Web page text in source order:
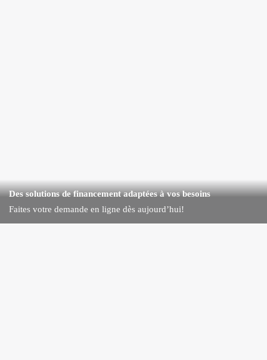
Des solutions de financement adaptées à vos besoins
Faites votre demande en ligne dès aujourd’hui!